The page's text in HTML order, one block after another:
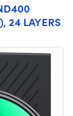
24 LAYERS